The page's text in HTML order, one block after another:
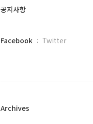
글
공지사항
페
플
Facebook Twitter
Archives